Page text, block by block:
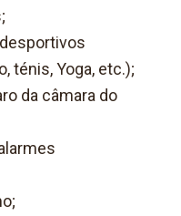
ténis, Yoga, etc.);
da câmara do